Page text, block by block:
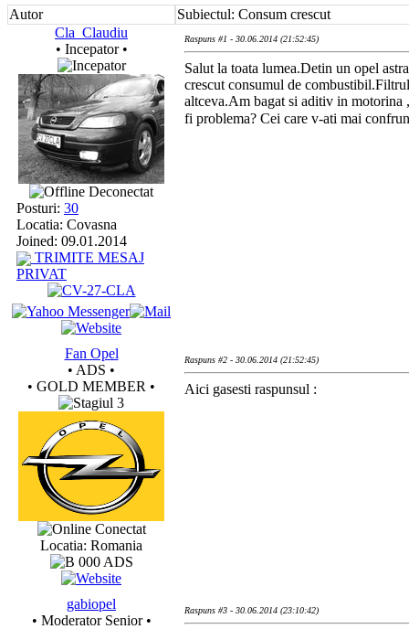
Autor
Subiectul: Consum crescut
Cla_Claudiu
• Incepator •
Deconectat
Posturi: 30
Locatia: Covasna
Joined: 09.01.2014
TRIMITE MESAJ
PRIVAT
Raspuns #1 - 30.06.2014 (21:52:45)
Salut la toata lumea.Detin un opel
crescut consumul de
altceva.Am bagat si aditiv in
fi problema? Cei care v-ati mai
Fan Opel
• ADS •
• GOLD MEMBER •
Conectat
Locatia: Romania
Raspuns #2 - 30.06.2014 (21:52:45)
Aici gasesti raspunsul :
gabiopel
• Moderator Senior •
Raspuns #3 - 30.06.2014 (23:10:42)